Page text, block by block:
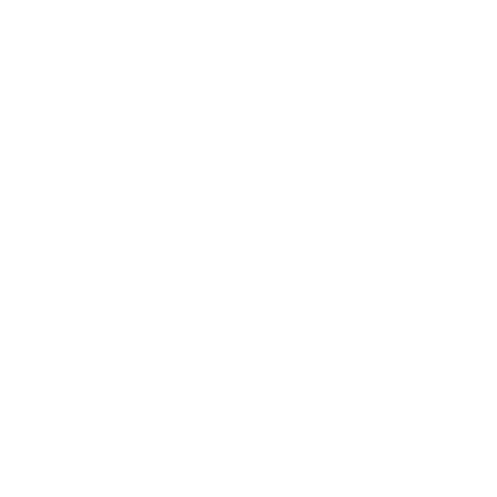
Smartphones ein und lässt sich problemlos mit jeder
Kompatibilität und Flexibilität ermöglicht es dir,